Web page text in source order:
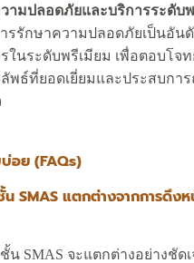
ามปลอดภัยและบริการระดับ
รรักษาความปลอดภัยเป็นอัน
ในระดับพรีเมียม เพื่อตอบโจ
พธ์ที่ยอดเยี่ยมและประสบกา
อย (FAQs)
น SMAS แตกต่างจากการดึง
น SMAS จะแตกต่างอย่างชัด